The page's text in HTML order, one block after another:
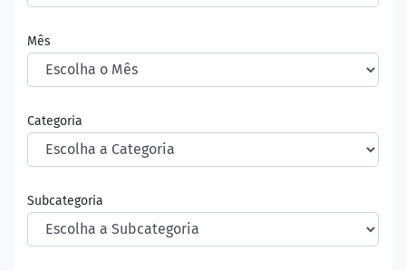
Mês
Categoria
Subcategoria